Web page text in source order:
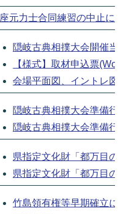
座元力士合同練習の中止に
隠岐古典相撲大会開催当
【様式】取材申込票
会場平面図、イントレ図
隠岐古典相撲大会準備行
隠岐古典相撲大会準備行
県指定文化財「都万目の
県指定文化財「都万目の
竹島領有権等早期確立に